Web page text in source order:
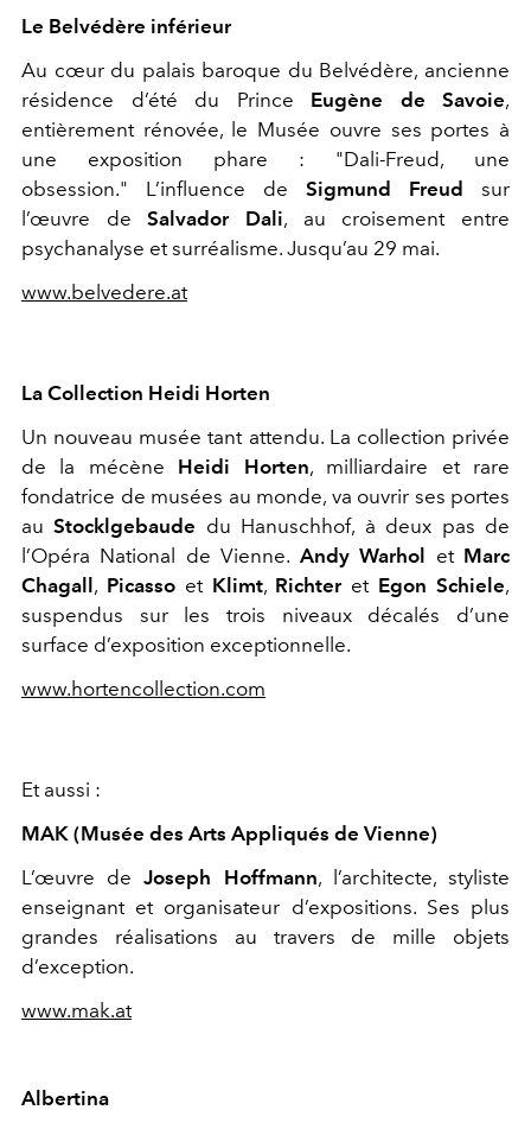
Le Belvédère inférieur
Au cœur du palais baroque du Belvédère, ancienne
résidence d’été du Prince Eugène de Savoie,
entièrement rénovée, le Musée ouvre ses portes à
une exposition phare : "Dali-Freud, une
obsession." L’influence de Sigmund Freud
sur
l’œuvre deSalvador Dali, au croisement entre
psychanalyse et surréalisme. Jusqu’au 29 mai.
www.belvedere.at
La Collection Heidi Horten
Un nouveau musée tant attendu. La collection privée
de la mécène Heidi Horten, milliardaire et rare
fondatrice de musées au monde, va ouvrir ses portes
auStocklgebaude du Hanuschhof, à deux pas de
l’Opéra National de Vienne. Andy Warhol et Marc
Chagall , Picassoet Klimt, Richteret Egon Schiele,
suspendus sur les trois niveaux décalés d’une
surface d’exposition exceptionnelle.
www.hortencollection.com
Et aussi :
MAK (Musée des Arts Appliqués de Vienne)
L’œuvre deJoseph Hoffmann, l’architecte, styliste
enseignant et organisateur d’expositions. Ses plus
grandes réalisations au travers de mille objets
d’exception.
www.mak.at
Albertina